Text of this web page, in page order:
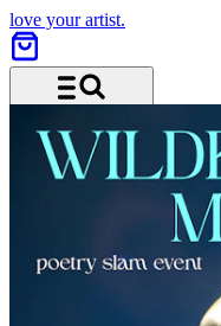
love your artist.